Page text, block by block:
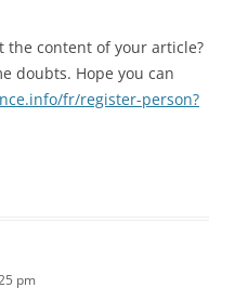
the content of your article?
doubts. Hope you can
fr/register-person?
pm